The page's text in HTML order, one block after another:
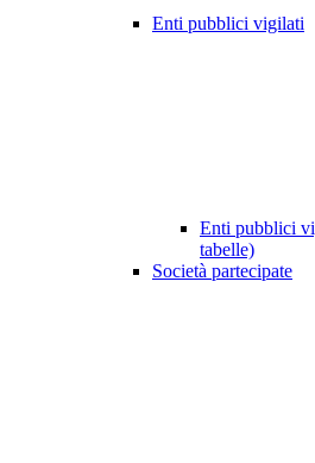
Enti pubblici vigilati
Enti pubblici
tabelle)
Società partecipate